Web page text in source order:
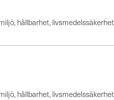
hållbarhet,
hållbarhet,